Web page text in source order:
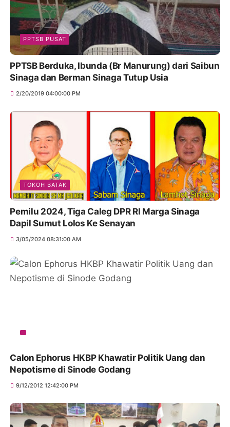
PPTSB PUSAT
PPTSB Berduka, Ibunda (Br Manurung) dari Saibun
Sinaga dan Berman Sinaga Tutup Usia
2/20/2019 04:00:00 PM
TOKOH BATAK
Pemilu 2024, Tiga Caleg DPR RI Marga Sinaga
Dapil Sumut Lolos Ke Senayan
3/05/2024 08:31:00 AM
Calon Ephorus HKBP Khawatir Politik Uang dan
Nepotisme di Sinode Godang
9/12/2012 12:42:00 PM